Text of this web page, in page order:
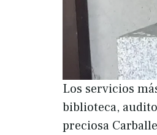
Los servicios
biblioteca,
preciosa